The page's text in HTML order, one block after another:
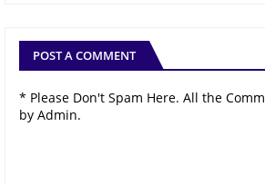
POST A COMMENT
* Please Don't Spam Here. All the
by Admin.